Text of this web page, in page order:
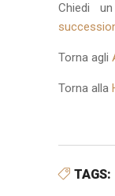
Chiedi un
Torna agli
Torna alla
TAGS: